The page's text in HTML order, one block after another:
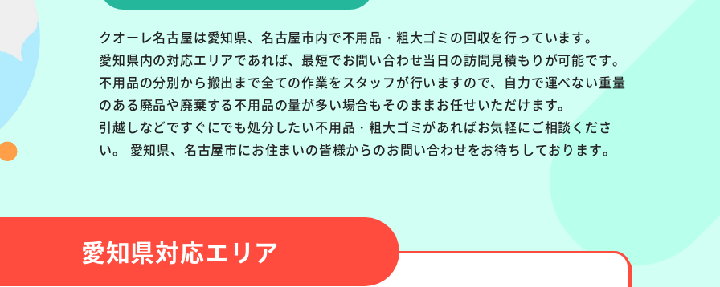
クオーレ名古屋は愛知県、名古屋市内で不用品・粗大ゴミの回収を行っています。
愛知県内の対応エリアであれば、最短でお問い合わせ当日の訪問見積もりが可能です。
不用品の分別から搬出まで全ての作業をスタッフが行いますので、自力で運べない重量
のある廃品や廃棄する不用品の量が多い場合もそのままお任せいただけます。
引越しなどですぐにでも処分したい不用品・粗大ゴミがあればお気軽にご相談くださ
い。 愛知県、名古屋市にお住まいの皆様からのお問い合わせをお待ちしております。
愛知県対応エリア